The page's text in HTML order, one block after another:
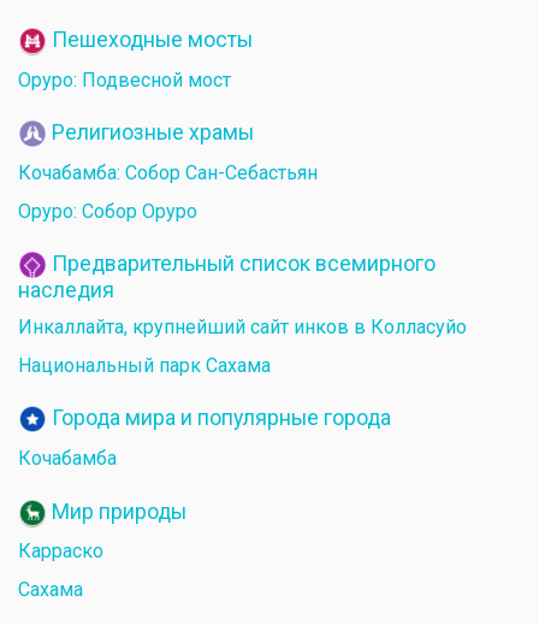
Пешеходные мосты
Оруро: Подвесной мост
Религиозные храмы
Кочабамба: Собор Сан-Себастьян
Оруро: Собор Оруро
Предварительный список всемирного
наследия
Инкаллайта, крупнейший сайт инков в Колласуйо
Национальный парк Сахама
Города мира и популярные города
Кочабамба
Мир природы
Карраско
Сахама